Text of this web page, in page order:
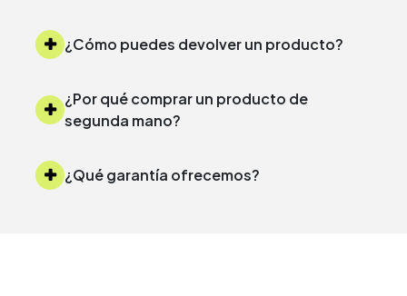
¿Cómo puedes devolver un producto?
¿Por qué comprar un producto de
segunda mano?
¿Qué garantía ofrecemos?